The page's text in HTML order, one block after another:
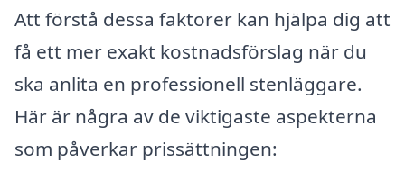
Att förstå dessa faktorer kan hjälpa dig att
få ett mer exakt kostnadsförslag när du
ska anlita en professionell stenläggare.
Här är några av de viktigaste aspekterna
som påverkar prissättningen: